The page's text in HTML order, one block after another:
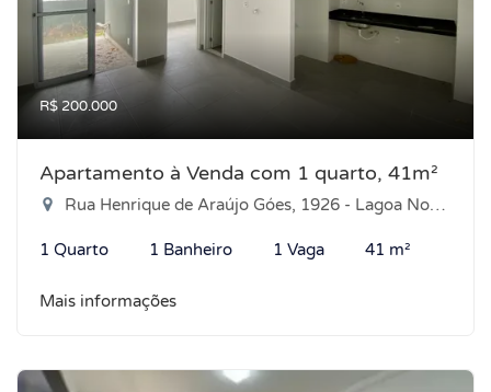
R$ 200.000
Apartamento à Venda com 1 quarto, 41m²
Rua Henrique de Araújo Góes, 1926 - Lagoa Nova, Natal-RN
1 Quarto 1 Banheiro 1 Vaga 41 m²
Mais informações